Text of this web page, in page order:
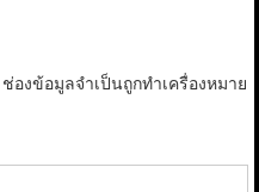
ช่องข้อมูลจำเป็นถูกทำเครื่องหมาย